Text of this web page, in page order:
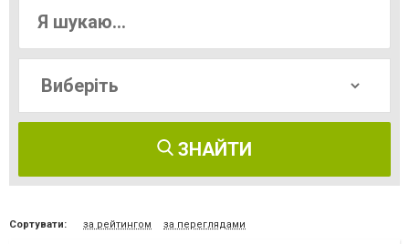
ЗНАЙТИ
Сортувати: за рейтингом за переглядами